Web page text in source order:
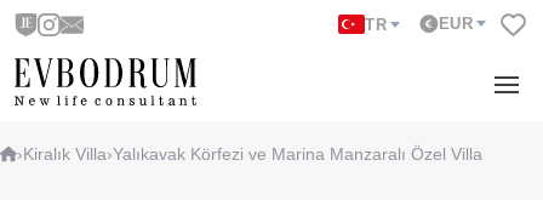
TR EUR
› Kiralık Villa›Yalıkavak Körfezi ve Marina Manzaralı Özel Villa